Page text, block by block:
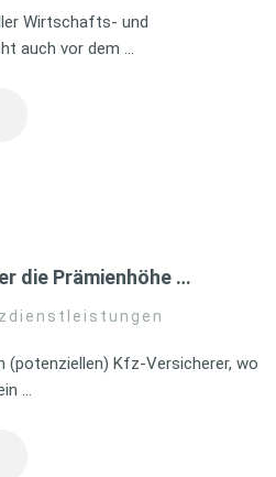
Wirtschafts- und
auch vor dem …
die Prämienhöhe …
(potenziellen) Kfz-Versicherer, wo
…